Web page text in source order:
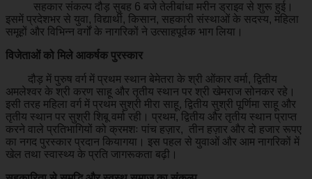
सहकार संकल्प दौड़ सुबह 6 बजे तेलीबांधा मरीन ड्राइव से शुरू हुई।
इसमें प्रदेशभर से युवा, विद्यार्थी, किसान, सहकारी संस्थाओं के सदस्य, महिला
समूहों और विभिन्न वर्गों के नागरिकों ने उत्साहपूर्वक भाग लिया।
विजेताओं को मिले आकर्षक पुरस्कार
दौड़ में पुरुष वर्ग में प्रथम स्थान बेमेतरा के श्री ओंकार वर्मा, द्वितीय
अमलेश्वर के श्री करण साहू और तृतीय स्थान पर श्री खेमराज सोनकर रहे।
इसी तरह महिला वर्ग में प्रथम सुश्री मीरा साहू, द्वितीय सुश्री पूर्णिमा साहू और
तृतीय स्थान पर सुश्री शिबू वर्मा रही। प्रथम, द्वितीय और तृतीय स्थान प्राप्त
करने वाले प्रतिभागियों को क्रमशः पांच हज़ार, तीन हज़ार और दो हजार रूपए
का नगद पुरस्कार प्रदान कियागया। इस पहल से युवाओं और आम नागरिकों में
खेल तथा स्वास्थ्य के प्रति जागरूकता बढ़ी।